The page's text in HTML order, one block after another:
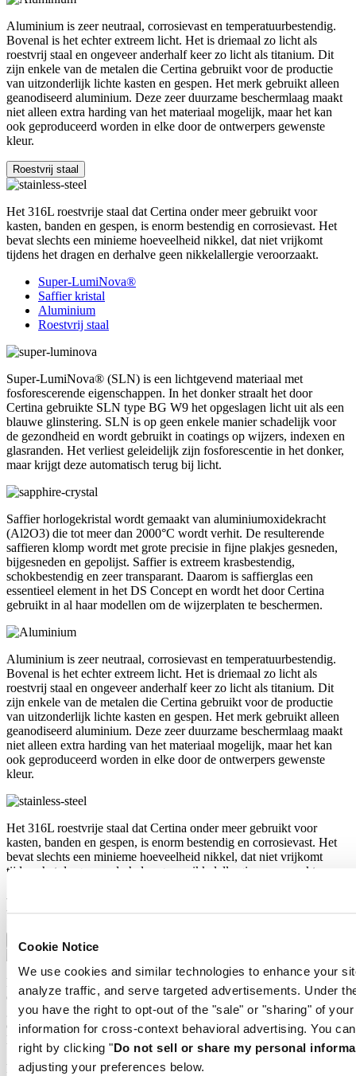
Cookie Notice
We use cookies and similar technologies to enhance your
analyze traffic, and serve targeted advertisements. Under
you have the right to opt-out of the "sale" or "sharing" of
information for cross-context behavioral advertising. You
right by clicking "Do not sell or share my personal
adjusting your preferences below.
Aluminium is zeer neutraal, corrosievast en temperatuurbestendig.
Bovenal is het echter extreem licht. Het is driemaal zo licht als
roestvrij staal en ongeveer anderhalf keer zo licht als titanium. Dit
zijn enkele van de metalen die Certina gebruikt voor de productie
van uitzonderlijk lichte kasten en gespen. Het merk gebruikt alleen
geanodiseerd aluminium. Deze zeer duurzame beschermlaag maakt
niet alleen extra harding van het materiaal mogelijk, maar het kan
ook geproduceerd worden in elke door de ontwerpers gewenste
kleur.
Roestvrij staal
Het 316L roestvrije staal dat Certina onder meer gebruikt voor
kasten, banden en gespen, is enorm bestendig en corrosievast. Het
bevat slechts een minieme hoeveelheid nikkel, dat niet vrijkomt
tijdens het dragen en derhalve geen nikkelallergie veroorzaakt.
Super-LumiNova®
Saffier kristal
Aluminium
Roestvrij staal
Super-LumiNova® (SLN) is een lichtgevend materiaal met
fosforescerende eigenschappen. In het donker straalt het door
Certina gebruikte SLN type BG W9 het opgeslagen licht uit als een
blauwe glinstering. SLN is op geen enkele manier schadelijk voor
de gezondheid en wordt gebruikt in coatings op wijzers, indexen en
glasranden. Het verliest geleidelijk zijn fosforescentie in het donker,
maar krijgt deze automatisch terug bij licht.
Saffier horlogekristal wordt gemaakt van aluminiumoxidekracht
(Al2O3) die tot meer dan 2000°C wordt verhit. De resulterende
saffieren klomp wordt met grote precisie in fijne plakjes gesneden,
bijgesneden en gepolijst. Saffier is extreem krasbestendig,
schokbestendig en zeer transparant. Daarom is saffierglas een
essentieel element in het DS Concept en wordt het door Certina
gebruikt in al haar modellen om de wijzerplaten te beschermen.
Aluminium is zeer neutraal, corrosievast en temperatuurbestendig.
Bovenal is het echter extreem licht. Het is driemaal zo licht als
roestvrij staal en ongeveer anderhalf keer zo licht als titanium. Dit
zijn enkele van de metalen die Certina gebruikt voor de productie
van uitzonderlijk lichte kasten en gespen. Het merk gebruikt alleen
geanodiseerd aluminium. Deze zeer duurzame beschermlaag maakt
niet alleen extra harding van het materiaal mogelijk, maar het kan
ook geproduceerd worden in elke door de ontwerpers gewenste
kleur.
Het 316L roestvrije staal dat Certina onder meer gebruikt voor
kasten, banden en gespen, is enorm bestendig en corrosievast. Het
bevat slechts een minieme hoeveelheid nikkel, dat niet vrijkomt
tijdens het dragen en derhalve geen nikkelallergie veroorzaakt.
Features
Extreme Shock Resistance
De nieuwste versie van het DS-concept is het resultaat van intensief
onderzoek naar de schokbestendigheid van polshorloges. Er is
gebruikgemaakt van geavanceerde apparatuur en uitgebreide tests
om een extra robuust ontwerp te ontwikkelen dat de lat nog hoger
legt. Wat is het geheim achter het succes van het nieuwe DS-concept
‘Extreme Shock Resistance’? De beproefde kwaliteiten van het
klassieke DS-concept in combinatie met drie extra eigenschappen.